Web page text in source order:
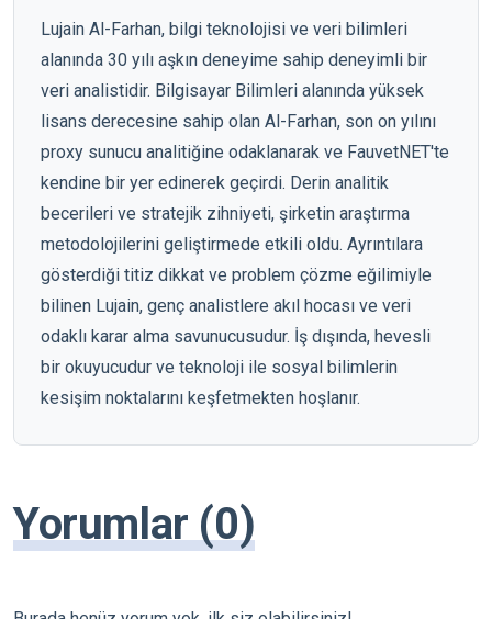
Lujain Al-Farhan, bilgi teknolojisi ve veri bilimleri
alanında 30 yılı aşkın deneyime sahip deneyimli bir
veri analistidir. Bilgisayar Bilimleri alanında yüksek
lisans derecesine sahip olan Al-Farhan, son on yılını
proxy sunucu analitiğine odaklanarak ve FauvetNET'te
kendine bir yer edinerek geçirdi. Derin analitik
becerileri ve stratejik zihniyeti, şirketin araştırma
metodolojilerini geliştirmede etkili oldu. Ayrıntılara
gösterdiği titiz dikkat ve problem çözme eğilimiyle
bilinen Lujain, genç analistlere akıl hocası ve veri
odaklı karar alma savunucusudur. İş dışında, hevesli
bir okuyucudur ve teknoloji ile sosyal bilimlerin
kesişim noktalarını keşfetmekten hoşlanır.
Yorumlar (0)